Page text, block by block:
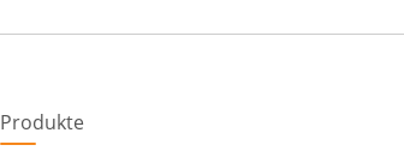
Produkte